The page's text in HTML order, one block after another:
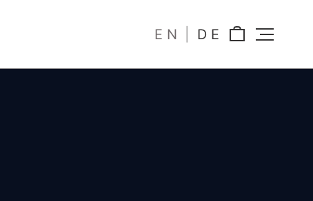
EN DE